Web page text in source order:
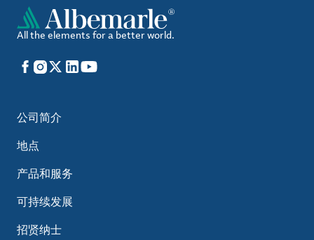
All the elements for a better world.
Facebook
Instagram
X LinkedIn
YouTube
公司简介
地点
产品和服务
可持续发展
招贤纳士